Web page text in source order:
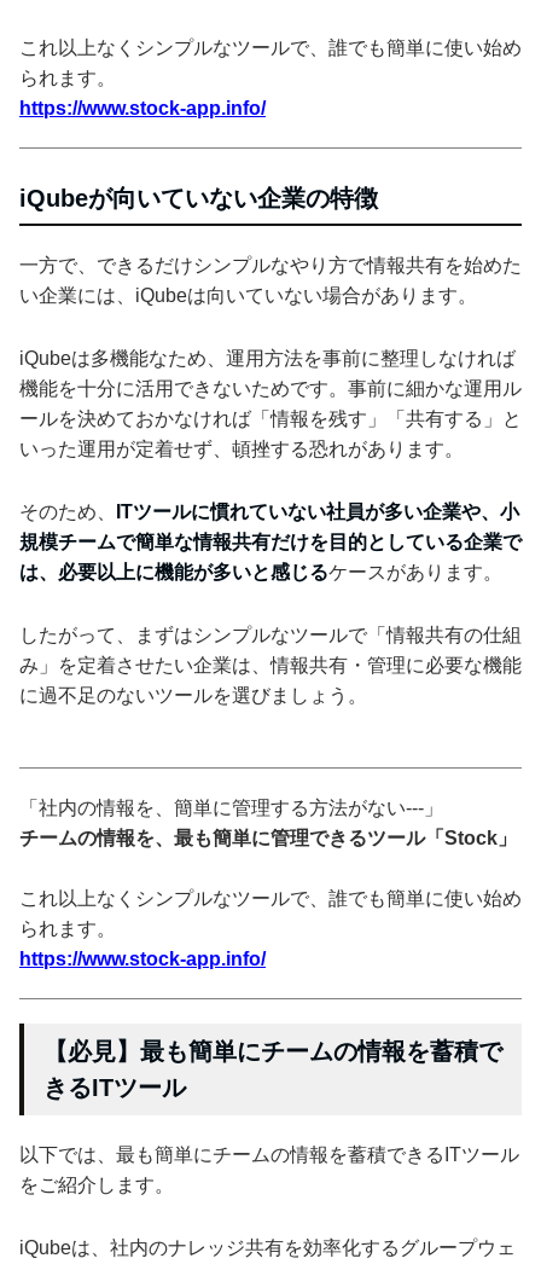
これ以上なくシンプルなツールで、誰でも簡単に使い始め
られます。
https://www.stock-app.info/
iQubeが向いていない企業の特徴
一方で、できるだけシンプルなやり方で情報共有を始めた
い企業には、iQubeは向いていない場合があります。
iQubeは多機能なため、運用方法を事前に整理しなければ
機能を十分に活用できないためです。事前に細かな運用ル
ールを決めておかなければ「情報を残す」「共有する」と
いった運用が定着せず、頓挫する恐れがあります。
そのため、
ITツールに慣れていない社員が多い企業や、小
規模チームで簡単な情報共有だけを目的としている企業で
は、必要以上に機能が多いと感じるケースがあります。
したがって、まずはシンプルなツールで「情報共有の仕組
み」を定着させたい企業は、情報共有・管理に必要な機能
に過不足のないツールを選びましょう。
「社内の情報を、簡単に管理する方法がない---」
チームの情報を、最も簡単に管理できるツール「Stock」
これ以上なくシンプルなツールで、誰でも簡単に使い始め
られます。
https://www.stock-app.info/
【必見】最も簡単にチームの情報を蓄積で
きるITツール
以下では、最も簡単にチームの情報を蓄積できるITツール
をご紹介します。
iQubeは、社内のナレッジ共有を効率化するグループウェ